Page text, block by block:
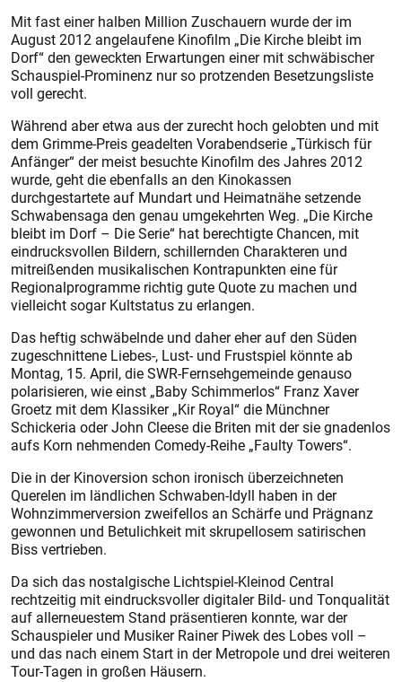
Mit fast einer halben Million Zuschauern wurde der im
August 2012 angelaufene Kinofilm „Die Kirche bleibt im
Dorf“ den geweckten Erwartungen einer mit schwäbischer
Schauspiel-Prominenz nur so protzenden Besetzungsliste
voll gerecht.
Während aber etwa aus der zurecht hoch gelobten und mit
dem Grimme-Preis geadelten Vorabendserie „Türkisch für
Anfänger“ der meist besuchte Kinofilm des Jahres 2012
wurde, geht die ebenfalls an den Kinokassen
durchgestartete auf Mundart und Heimatnähe setzende
Schwabensaga den genau umgekehrten Weg. „Die Kirche
bleibt im Dorf – Die Serie“ hat berechtigte Chancen, mit
eindrucksvollen Bildern, schillernden Charakteren und
mitreißenden musikalischen Kontrapunkten eine für
Regionalprogramme richtig gute Quote zu machen und
vielleicht sogar Kultstatus zu erlangen.
Das heftig schwäbelnde und daher eher auf den Süden
zugeschnittene Liebes-, Lust- und Frustspiel könnte ab
Montag, 15. April, die SWR-Fernsehgemeinde genauso
polarisieren, wie einst „Baby Schimmerlos“ Franz Xaver
Groetz mit dem Klassiker „Kir Royal“ die Münchner
Schickeria oder John Cleese die Briten mit der sie gnadenlos
aufs Korn nehmenden Comedy-Reihe „Faulty Towers“.
Die in der Kinoversion schon ironisch überzeichneten
Querelen im ländlichen Schwaben-Idyll haben in der
Wohnzimmerversion zweifellos an Schärfe und Prägnanz
gewonnen und Betulichkeit mit skrupellosem satirischen
Biss vertrieben.
Da sich das nostalgische Lichtspiel-Kleinod Central
rechtzeitig mit eindrucksvoller digitaler Bild- und Tonqualität
auf allerneuestem Stand präsentieren konnte, war der
Schauspieler und Musiker Rainer Piwek des Lobes voll –
und das nach einem Start in der Metropole und drei weiteren
Tour-Tagen in großen Häusern.